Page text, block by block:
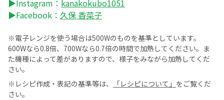
▶Instagram： kanakokubo1051
▶Facebook： 久保 香菜子
※電子レンジを使う場合は500Wのものを基準としています。
600Wなら0.8倍、700Wなら0.7倍の時間で加熱してください。ま
た機種によって差がありますので、様子をみながら加熱してくだ
さい。
※レシピ作成・表記の基準等は、
「レシピについて」 をご覧くだ
さい。